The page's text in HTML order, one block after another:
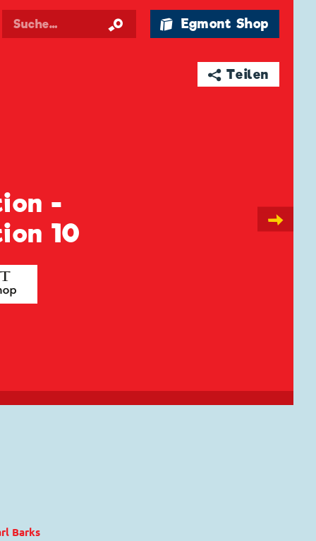
🛍 Egmont Shop
➦ Teilen
-
10
→
Barks